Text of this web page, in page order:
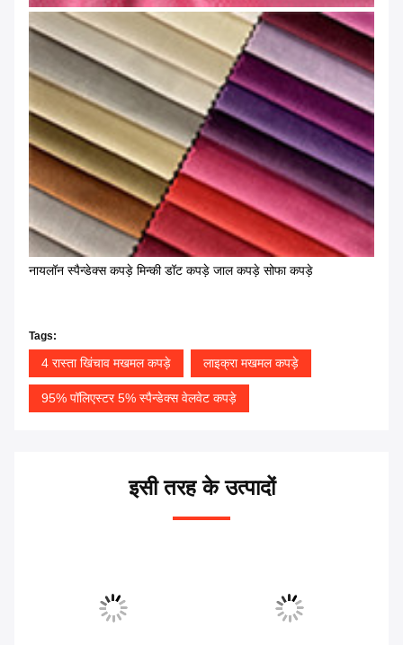
नायलॉन स्पैन्डेक्स कपड़े मिन्की डॉट कपड़े जाल कपड़े सोफा कपड़े
Tags:
4 रास्ता खिंचाव मखमल कपड़े लाइक्रा मखमल कपड़े
95% पॉलिएस्टर 5% स्पैन्डेक्स वेलवेट कपड़े
इसी तरह के उत्पादों